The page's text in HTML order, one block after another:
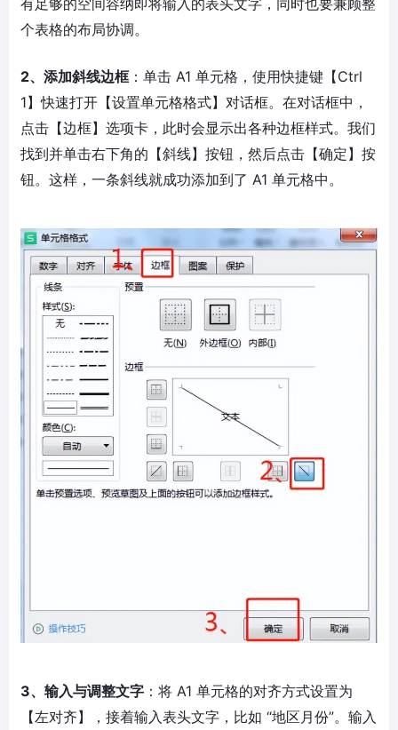
个表格的布局协调。
2、添加斜线边框：单击 A1 单元格，使用快捷键【Ctrl
1】快速打开【设置单元格格式】对话框。在对话框中，
点击【边框】选项卡，此时会显示出各种边框样式。我们
找到并单击右下角的【斜线】按钮，然后点击【确定】按
钮。这样，一条斜线就成功添加到了 A1 单元格中。
3、输入与调整文字 ：将 A1 单元格的对齐方式设置为
【左对齐】，接着输入表头文字，比如 “地区月份”。输入